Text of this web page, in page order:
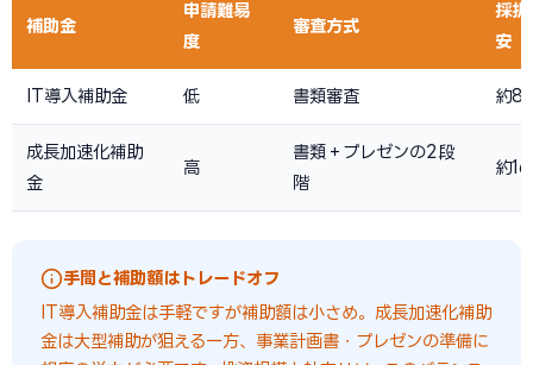
補助金
申請難易
度
審査方式
採択
安
IT導入補助金 低 書類審査 約
成長加速化補助
金
高
書類＋プレゼンの2段
階
約
手間と補助額はトレードオフ
IT導入補助金は手軽ですが補助額は小さめ。成長加速化補助
金は大型補助が狙える一方、事業計画書・プレゼンの準備に